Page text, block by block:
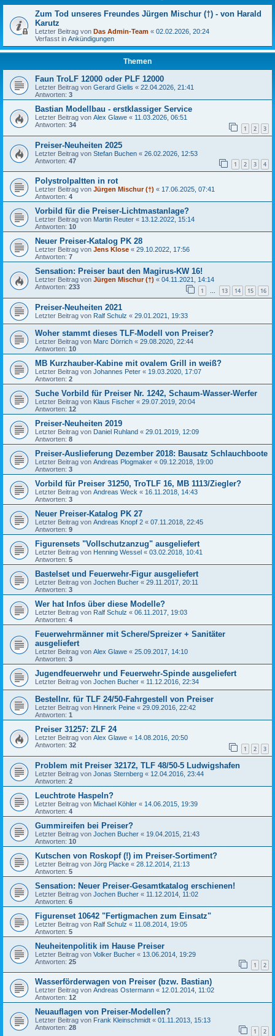
Zum Tod unseres Freundes Jürgen Mischur (†) - von Harald
Karutz
Letzter Beitrag von Das Admin-Team « 02.02.2026, 20:24
Verfasst in Ankündigungen
Themen
Faun TroLF 12000 oder PLF 12000
Letzter Beitrag von Gerard Gielis « 22.04.2026, 21:41
Antworten: 3
Bastian Modellbau - erstklassiger Service
Letzter Beitrag von Alex Glawe « 11.03.2026, 06:51
Antworten: 34 1 2 3
Preiser-Neuheiten 2025
Letzter Beitrag von Stefan Buchen « 26.02.2026, 12:53
Antworten: 47 1 2 3 4
Polystrolpaltten in rot
Letzter Beitrag von Jürgen Mischur (†) « 17.06.2025, 07:41
Antworten: 4
Vorbild für die Preiser-Lichtmastanlage?
Letzter Beitrag von Martin Reuter « 13.12.2022, 15:14
Antworten: 10
Neuer Preiser-Katalog PK 28
Letzter Beitrag von Jens Klose « 29.10.2022, 17:56
Antworten: 7
Sensation: Preiser baut den Magirus-KW 16!
Letzter Beitrag von Jürgen Mischur (†) « 04.11.2021, 14:14
Antworten: 233 1 … 13 14 15 16
Preiser-Neuheiten 2021
Letzter Beitrag von Ralf Schulz « 29.01.2021, 19:33
Woher stammt dieses TLF-Modell von Preiser?
Letzter Beitrag von Marc Dörrich « 29.08.2020, 22:44
Antworten: 10
MB Kurzhauber-Kabine mit ovalem Grill in weiß?
Letzter Beitrag von Johannes Peter « 19.03.2020, 17:07
Antworten: 2
Suche Vorbild für Preiser Nr. 1242, Schaum-Wasser-Werfer
Letzter Beitrag von Klaus Fischer « 29.07.2019, 20:04
Antworten: 12
Preiser-Neuheiten 2019
Letzter Beitrag von Daniel Ruhland « 29.01.2019, 12:09
Antworten: 8
Preiser-Auslieferung Dezember 2018: Bausatz Schlauchboote
Letzter Beitrag von Andreas Plogmaker « 09.12.2018, 19:00
Antworten: 3
Vorbild für Preiser 31250, TroTLF 16, MB 1113/Ziegler?
Letzter Beitrag von Andreas Weck « 16.11.2018, 14:43
Antworten: 3
Neuer Preiser-Katalog PK 27
Letzter Beitrag von Andreas Knopf 2 « 07.11.2018, 22:45
Antworten: 9
Figurensets "Vollschutzanzug" ausgeliefert
Letzter Beitrag von Henning Wessel « 03.02.2018, 10:41
Antworten: 5
Bastelset und Feuerwehr-Figur ausgeliefert
Letzter Beitrag von Jochen Bucher « 29.11.2017, 20:11
Antworten: 3
Wer hat Infos über diese Modelle?
Letzter Beitrag von Ralf Schulz « 06.11.2017, 19:03
Antworten: 4
Feuerwehrmänner mit Schere/Spreizer + Sanitäter
ausgeliefert
Letzter Beitrag von Alex Glawe « 25.09.2017, 14:10
Antworten: 3
Jugendfeuerwehr und Feuerwehr-Spinde ausgeliefert
Letzter Beitrag von Jochen Bucher « 11.12.2016, 22:34
Bestellnr. für TLF 24/50-Fahrgestell von Preiser
Letzter Beitrag von Hinnerk Peine « 29.09.2016, 22:42
Antworten: 1
Preiser 31257: ZLF 24
Letzter Beitrag von Alex Glawe « 14.08.2016, 20:50
Antworten: 32 1 2 3
Problem mit Preiser 32172, TLF 48/50-5 Ludwigshafen
Letzter Beitrag von Jonas Sternberg « 12.04.2016, 23:44
Antworten: 2
Leuchtrote Haspeln?
Letzter Beitrag von Michael Köhler « 14.06.2015, 19:39
Antworten: 4
Gummireifen bei Preiser?
Letzter Beitrag von Jochen Bucher « 19.04.2015, 21:43
Antworten: 10
Kutschen von Roskopf (!) im Preiser-Sortiment?
Letzter Beitrag von Jörg Placke « 28.12.2014, 21:13
Antworten: 5
Sensation: Neuer Preiser-Gesamtkatalog erschienen!
Letzter Beitrag von Jochen Bucher « 11.12.2014, 11:02
Antworten: 6
Figurenset 10642 "Fertigmachen zum Einsatz"
Letzter Beitrag von Ralf Schulz « 11.08.2014, 19:05
Antworten: 5
Neuheitenpolitik im Hause Preiser
Letzter Beitrag von Volker Bucher « 13.06.2014, 19:29
Antworten: 25 1 2
Wasserförderwagen von Preiser (bzw. Bastian)
Letzter Beitrag von Andreas Ostermann « 12.01.2014, 11:02
Antworten: 12
Neuauflagen von Preiser-Modellen?
Letzter Beitrag von Frank Kleinschmidt « 01.11.2013, 15:13
Antworten: 28 1 2